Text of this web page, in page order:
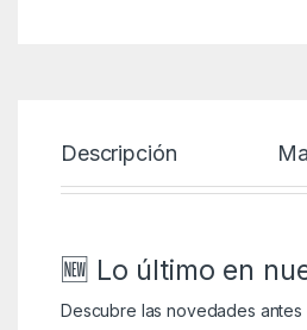
Descripción
🆕 Lo último en
Descubre las novedades antes